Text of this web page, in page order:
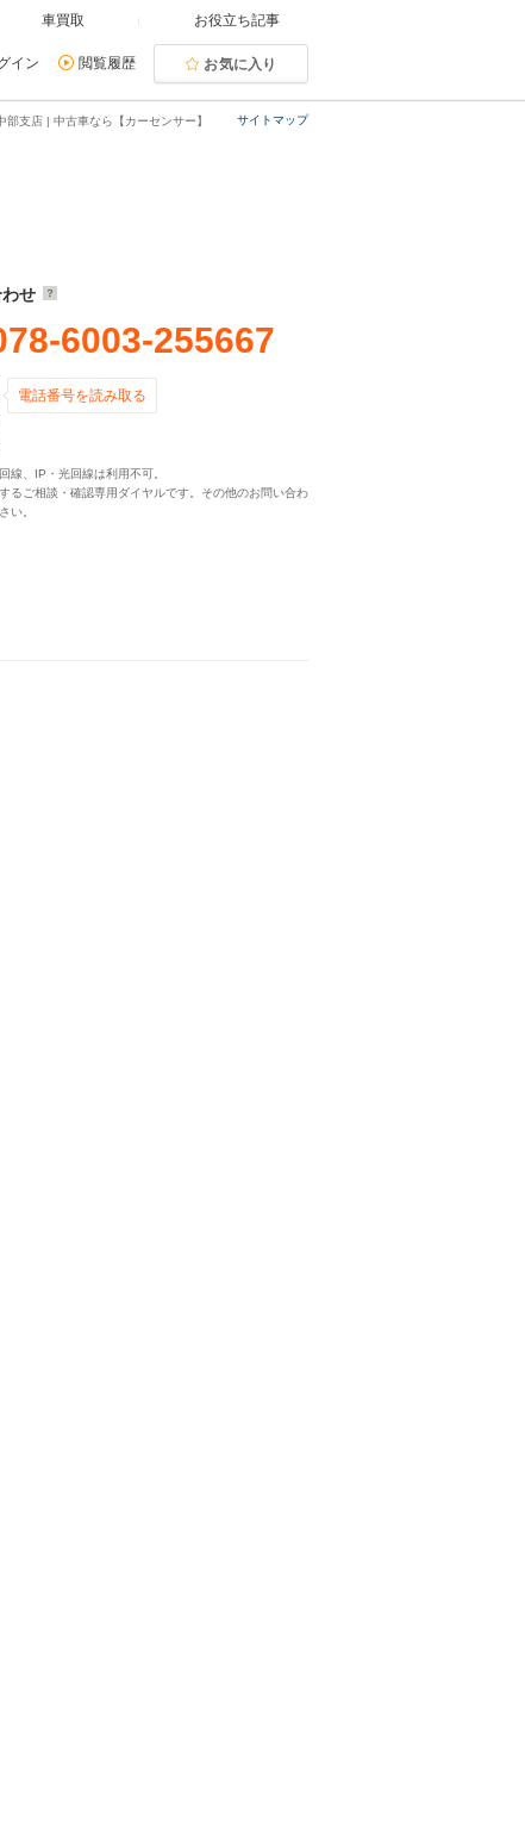
車買取 お役立ち記事
イン 閲覧履歴 お気に入り
サイトマップ
部支店 | 中古車なら【カーセンサー】
せ
6003-255667
電話番号を読み取る
線、IP・光回線は利用不可。
るご相談・確認専用ダイヤルです。その他のお問い合わ
い。